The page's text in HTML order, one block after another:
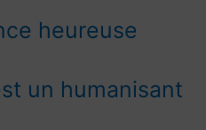
heureuse
un humanisant